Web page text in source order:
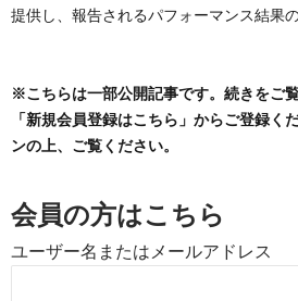
提供し、報告されるパフォーマンス結果
※こちらは一部公開記事です。続きをご
「新規会員登録はこちら」からご登録く
ンの上、ご覧ください。
会員の方はこちら
ユーザー名またはメールアドレス